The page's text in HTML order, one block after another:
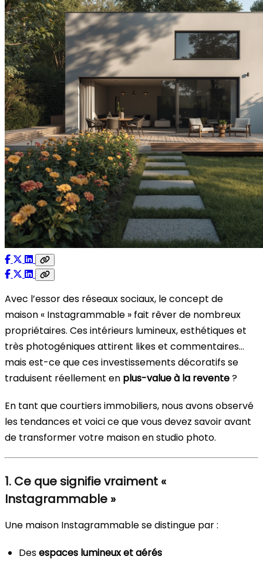
Avec l’essor des réseaux sociaux, le concept de
maison « Instagrammable » fait rêver de nombreux
propriétaires. Ces intérieurs lumineux, esthétiques et
très photogéniques attirent likes et commentaires…
mais est-ce que ces investissements décoratifs se
traduisent réellement en plus-value à la revente?
En tant que courtiers immobiliers, nous avons observé
les tendances et voici ce que vous devez savoir avant
de transformer votre maison en studio photo.
1. Ce que signifie vraiment «
Instagrammable »
Une maison Instagrammable se distingue par :
Desespaces lumineux et aérés